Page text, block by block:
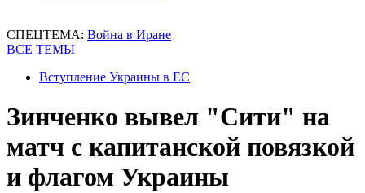
СПЕЦТЕМА: Война в Иране
ВСЕ ТЕМЫ
Вступление Украины в ЕС
Зинченко вывел "Сити" на
матч с капитанской повязкой
и флагом Украины